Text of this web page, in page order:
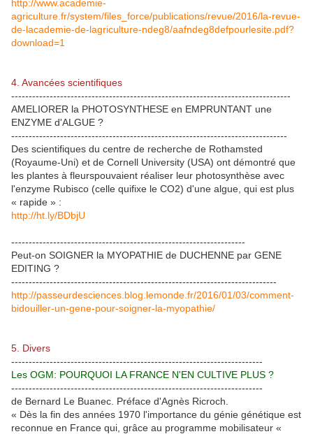
http://www.academie-
agriculture.fr/system/files_force/publications/revue/2016/la-revue-
de-lacademie-de-lagriculture-ndeg8/aafndeg8defpourlesite.pdf?
download=1
4. Avancées scientifiques
--------------------------------------------------------------------------------
AMELIORER la PHOTOSYNTHESE en EMPRUNTANT une
ENZYME d'ALGUE ?
-------------------------------------------------------------------------------
Des scientifiques du centre de recherche de Rothamsted
(Royaume-Uni) et de Cornell University (USA) ont démontré que
les plantes à fleurspouvaient réaliser leur photosynthèse avec
l'enzyme Rubisco (celle quifixe le CO2) d'une algue, qui est plus
« rapide » :
http://ht.ly/BDbjU
-------------------------------------------------------------------
Peut-on SOIGNER la MYOPATHIE de DUCHENNE par GENE
EDITING ?
----------------------------------------------------------------------------
http://passeurdesciences.blog.lemonde.fr/2016/01/03/comment-
bidouiller-un-gene-pour-soigner-la-myopathie/
5. Divers
------------------------------------------------------------------------
Les OGM: POURQUOI LA FRANCE N'EN CULTIVE PLUS ?
------------------------------------------------------------------------
de Bernard Le Buanec. Préface d'Agnès Ricroch.
« Dès la fin des années 1970 l'importance du génie génétique est
reconnue en France qui, grâce au programme mobilisateur «